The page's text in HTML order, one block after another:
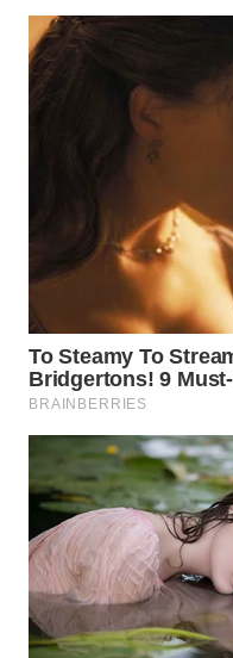
WN
SIMALUNGUN
LABUHANBATU
TENGAH
SERDANG
WN
TINGGI
WN
PAKPAK
WN
KARAWANG